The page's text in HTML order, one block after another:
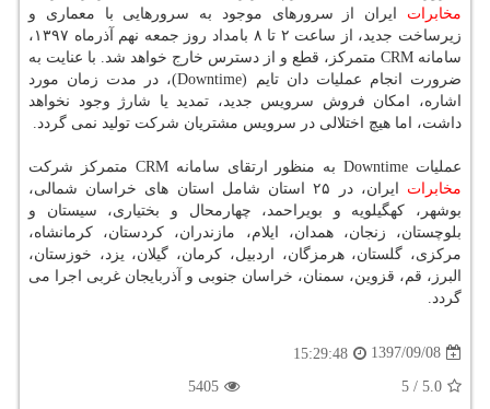
مخابرات ایران از سرورهای موجود به سرورهایی با معماری و
زیرساخت جدید، از ساعت ۲ تا ۸ بامداد روز جمعه نهم آذرماه ۱۳۹۷،
سامانه CRM متمركز، قطع و از دسترس خارج خواهد شد. با عنایت به
ضرورت انجام عملیات دان تایم (Downtime)، در مدت زمان مورد
اشاره، امكان فروش سرویس جدید، تمدید یا شارژ وجود نخواهد
داشت، اما هیچ اختلالی در سرویس مشتریان شركت تولید نمی گردد.
عملیات Downtime به منظور ارتقای سامانه CRM متمركز شركت
مخابرات
ایران، در ۲۵ استان شامل استان های خراسان شمالی،
بوشهر، كهگیلویه و بویراحمد، چهارمحال و بختیاری، سیستان و
بلوچستان، زنجان، همدان، ایلام، مازندران، كردستان، كرمانشاه،
مركزی، گلستان، هرمزگان، اردبیل، كرمان، گیلان، یزد، خوزستان،
البرز، قم، قزوین، سمنان، خراسان جنوبی و آذربایجان غربی اجرا می
گردد.
1397/09/08
15:29:48
5.0
/
5
5405